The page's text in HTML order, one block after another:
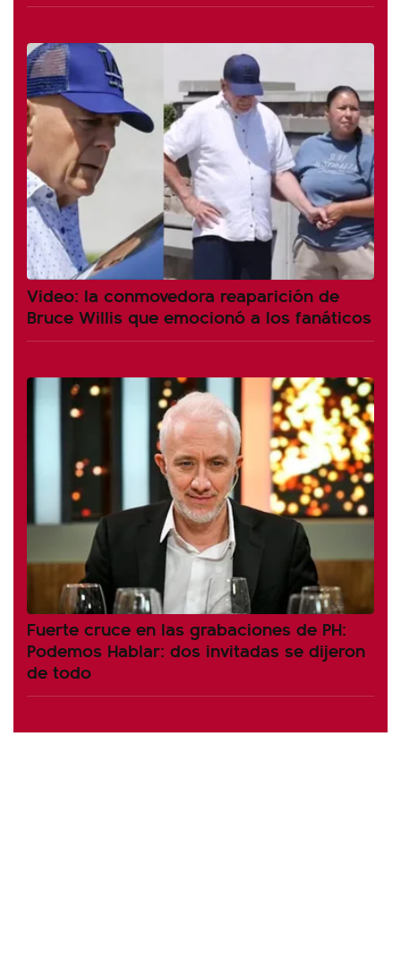
Video: la conmovedora reaparición de
Bruce Willis que emocionó a los fanáticos
Fuerte cruce en las grabaciones de PH:
Podemos Hablar: dos invitadas se dijeron
de todo